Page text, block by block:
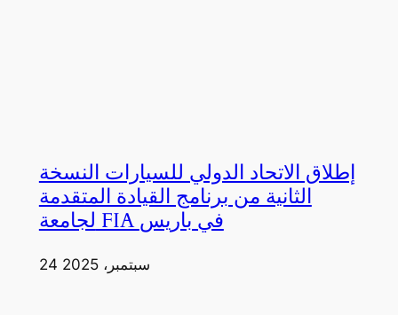
إطلاق الاتحاد الدولي للسيارات النسخة
الثانية من برنامج القيادة المتقدمة
لجامعة FIA في باريس
24 سبتمبر، 2025